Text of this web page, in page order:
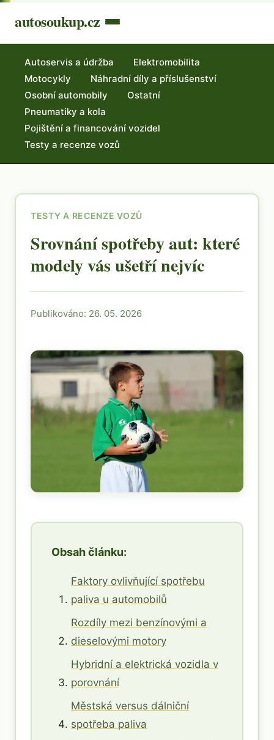
autosoukup.cz
Autoservis a údržba
Elektromobilita
Motocykly
Náhradní díly a příslušenství
Osobní automobily
Ostatní
Pneumatiky a kola
Pojištění a financování vozidel
Testy a recenze vozů
TESTY A RECENZE VOZŮ
Srovnání spotřeby aut: které
modely vás ušetří nejvíc
Publikováno: 26. 05. 2026
Obsah článku:
Faktory ovlivňující spotřebu
paliva u automobilů
Rozdíly mezi benzínovými a
dieselovými motory
Hybridní a elektrická vozidla v
porovnání
Městská versus dálniční
spotřeba paliva